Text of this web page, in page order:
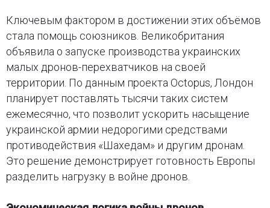
Ключевым фактором в достижении этих объёмов
стала помощь союзников. Великобритания
объявила о запуске производства украинских
малых дронов-перехватчиков на своей
территории. По данным проекта Octopus, Лондон
планирует поставлять тысячи таких систем
ежемесячно, что позволит ускорить насыщение
украинской армии недорогими средствами
противодействия «Шахедам» и другим дронам.
Это решение демонстрирует готовность Европы
разделить нагрузку в войне дронов.